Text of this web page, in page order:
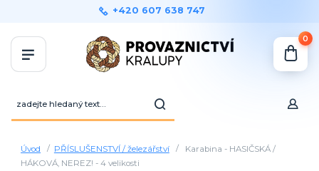
+420 607 638 747
0
Úvod PŘÍSLUŠENSTVÍ / železářství
Karabina - HASIČSKÁ /
HÁKOVÁ, NEREZ! - 4 velikosti